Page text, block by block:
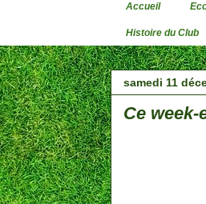
Accueil
Histoire du Club
samedi 11
Ce week-